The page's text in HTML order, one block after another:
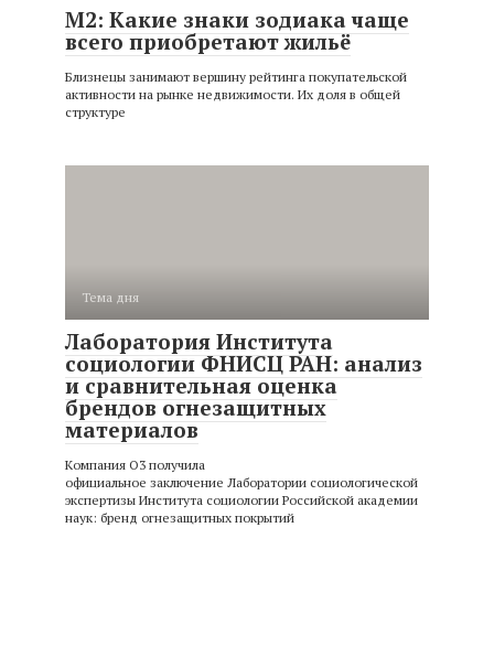
М2: Какие знаки зодиака чаще
всего приобретают жильё
Близнецы занимают вершину рейтинга покупательской
активности на рынке недвижимости. Их доля в общей
структуре
Тема дня
Лаборатория Института
социологии ФНИСЦ РАН: анализ
и сравнительная оценка
брендов огнезащитных
материалов
Компания О3 получила
официальное заключение Лаборатории социологической
экспертизы Института социологии Российской академии
наук: бренд огнезащитных покрытий